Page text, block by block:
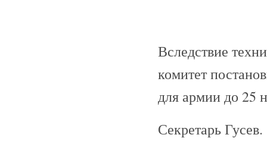
Вследствие
комитет
для армии до 25
Секретарь Гусев.